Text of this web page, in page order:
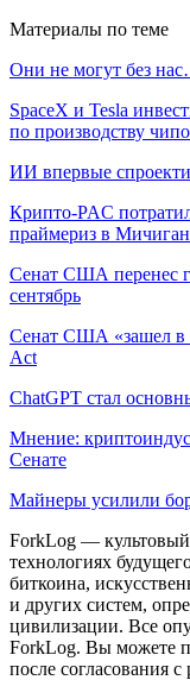
Материалы по теме
Они не могут без
SpaceX и Tesla
по производству
ИИ впервые
Крипто-PAC
праймериз в
Сенат США перенес
сентябрь
Сенат США «зашел в
Act
ChatGPT стал
Мнение:
Сенате
Майнеры усилили
ForkLog —
технологиях
биткоина,
и других систем,
цивилизации. Все
ForkLog. Вы можете
после согласования